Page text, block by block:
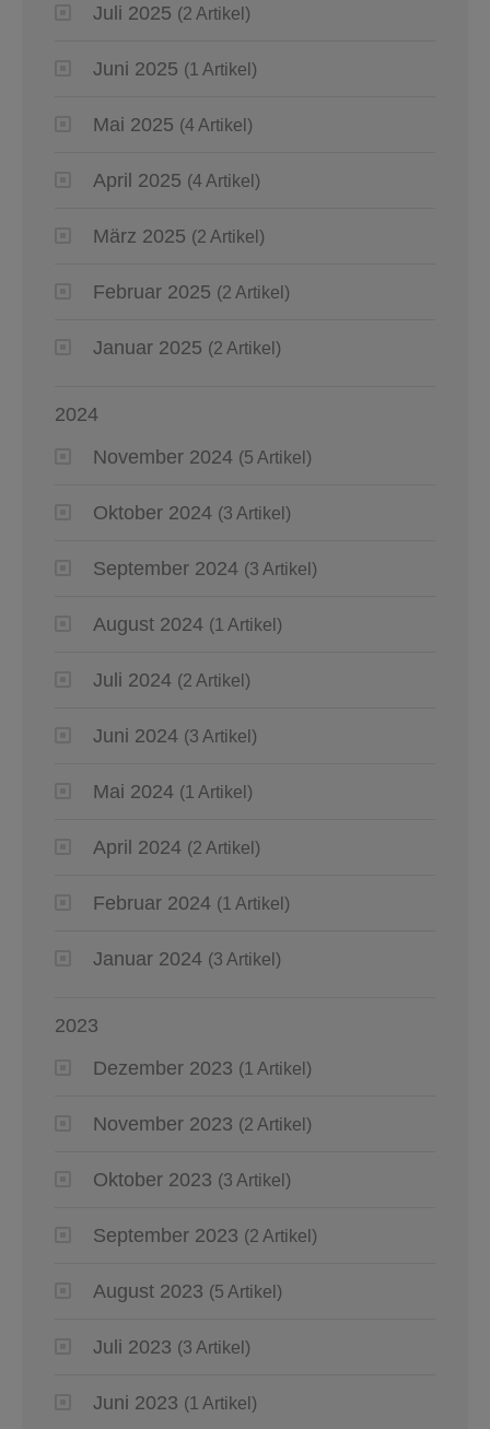
Juli 2025 (2 Artikel)
Juni 2025 (1 Artikel)
Mai 2025 (4 Artikel)
April 2025 (4 Artikel)
März 2025 (2 Artikel)
Februar 2025 (2 Artikel)
Januar 2025 (2 Artikel)
2024
November 2024 (5 Artikel)
Oktober 2024 (3 Artikel)
September 2024 (3 Artikel)
August 2024 (1 Artikel)
Juli 2024 (2 Artikel)
Juni 2024 (3 Artikel)
Mai 2024 (1 Artikel)
April 2024 (2 Artikel)
Februar 2024 (1 Artikel)
Januar 2024 (3 Artikel)
2023
Dezember 2023 (1 Artikel)
November 2023 (2 Artikel)
Oktober 2023 (3 Artikel)
September 2023 (2 Artikel)
August 2023 (5 Artikel)
Juli 2023 (3 Artikel)
Juni 2023 (1 Artikel)